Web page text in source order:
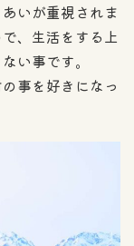
いが重視されま
、生活をする上
い事です。
事を好きになっ